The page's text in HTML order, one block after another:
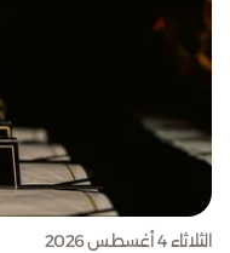
الثلاثاء 4 أغسطس 2026